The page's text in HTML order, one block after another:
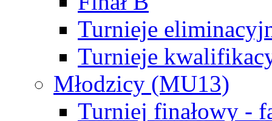
Turnieje
Turnieje
Młodzicy (MU13)
Turniej finałowy -